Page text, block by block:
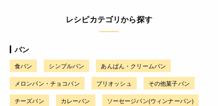
レシピカテゴリから探す
パン
食パン シンプルパン あんぱん・クリームパン
メロンパン・チョコパン ブリオッシュ その他菓子パン
チーズパン カレーパン ソーセージパン(ウィンナーパン)